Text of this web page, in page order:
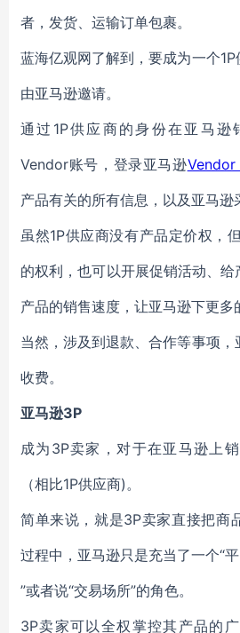
者，发货、运输订单包裹。
蓝海亿观网了解到，要成为一个
由亚马逊邀请。
通过1P供应商的身份在亚马逊
Vendor账号，登录亚马逊Vendor
产品有关的所有信息，以及亚马逊
虽然1P供应商没有产品定价权，
的权利，也可以开展促销活动、
产品的销售速度，让亚马逊下更多
当然，涉及到退款、合作等事项，
收费。
亚马逊3P
成为3P卖家，对于在亚马逊上
（相比1P供应商)。
简单来说，就是3P卖家直接把商
过程中，亚马逊只是充当了一个“
”或者说“交易场所”的角色。
3P卖家可以全权掌控其产品的